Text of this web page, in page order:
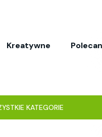
Kreatywne
KATEGORIE